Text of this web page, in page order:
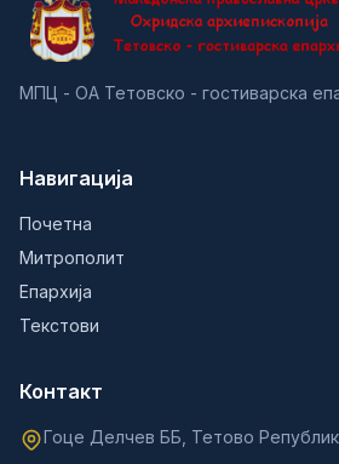
МПЦ - ОА Тетовско - гостиварска
Навигација
Почетна
Митрополит
Епархија
Текстови
Контакт
Гоце Делчев ББ, Тетово